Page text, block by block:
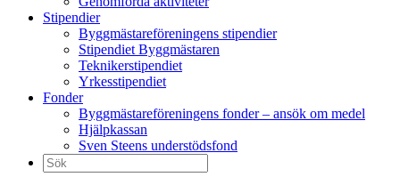
Stipendier
Byggmästareföreningens stipendier
Stipendiet Byggmästaren
Teknikerstipendiet
Yrkesstipendiet
Fonder
Byggmästareföreningens fonder – ansök om medel
Hjälpkassan
Sven Steens understödsfond
Sök
efter: